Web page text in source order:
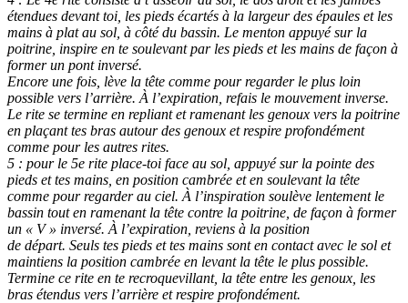
étendues devant toi, les pieds écartés à la largeur des épaules et les
mains à plat au sol, à côté du bassin. Le menton appuyé sur la
poitrine, inspire en te soulevant par les pieds et les mains de façon à
former un pont inversé.
Encore une fois, lève la tête comme pour regarder le plus loin
possible vers l’arrière. À l’expiration, refais le mouvement inverse.
Le rite se termine en repliant et ramenant les genoux vers la poitrine
en plaçant tes bras autour des genoux et respire profondément
comme pour les autres rites.
5 : pour le 5e rite place-toi face au sol, appuyé sur la pointe des
pieds et tes mains, en position cambrée et en soulevant la tête
comme pour regarder au ciel. À l’inspiration soulève lentement le
bassin tout en ramenant la tête contre la poitrine, de façon à former
un « V » inversé. À l’expiration, reviens à la position
de départ. Seuls tes pieds et tes mains sont en contact avec le sol et
maintiens la position cambrée en levant la tête le plus possible.
Termine ce rite en te recroquevillant, la tête entre les genoux, les
bras étendus vers l’arrière et respire profondément.